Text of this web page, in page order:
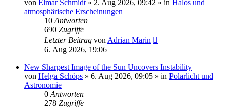
von Elmar Schmidt » 2. Aug 2026, 09:42 » in Halos und
atmosphärische Erscheinungen
10 Antworten
690 Zugriffe
Letzter Beitrag von Adrian Marin
6. Aug 2026, 19:06
New Sharpest Image of the Sun Uncovers Instability
von Helga Schöps » 6. Aug 2026, 09:05 » in Polarlicht und
Astronomie
0 Antworten
278 Zugriffe